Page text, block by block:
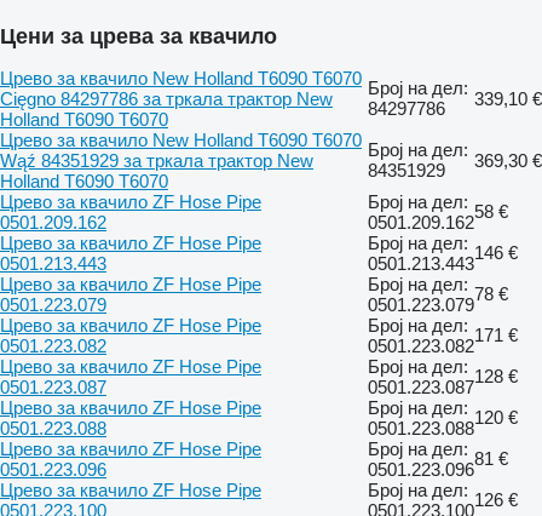
Цени за црева за квачило
Црево за квачило New Holland T6090 T6070
Cięgno 84297786 за тркала трактор New
Holland T6090 T6070
Број на дел:
84297786
339,10 €
Црево за квачило New Holland T6090 T6070
Wąź 84351929 за тркала трактор New
Holland T6090 T6070
Број на дел:
84351929
369,30 €
Црево за квачило ZF Hose Pipe
0501.209.162
Број на дел:
0501.209.162
58 €
Црево за квачило ZF Hose Pipe
0501.213.443
Број на дел:
0501.213.443
146 €
Црево за квачило ZF Hose Pipe
0501.223.079
Број на дел:
0501.223.079
78 €
Црево за квачило ZF Hose Pipe
0501.223.082
Број на дел:
0501.223.082
171 €
Црево за квачило ZF Hose Pipe
0501.223.087
Број на дел:
0501.223.087
128 €
Црево за квачило ZF Hose Pipe
0501.223.088
Број на дел:
0501.223.088
120 €
Црево за квачило ZF Hose Pipe
0501.223.096
Број на дел:
0501.223.096
81 €
Црево за квачило ZF Hose Pipe
0501.223.100
Број на дел:
0501.223.100
126 €